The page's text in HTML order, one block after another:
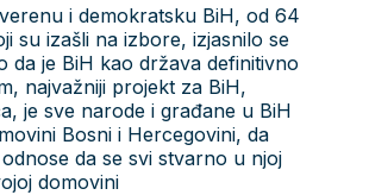
i demokratsku BiH, od 64
su izašli na izbore, izjasnilo se
da je BiH kao država definitivno
najvažniji projekt za BiH,
je sve narode i građane u BiH
Bosni i Hercegovini, da
da se svi stvarno u njoj
domovini